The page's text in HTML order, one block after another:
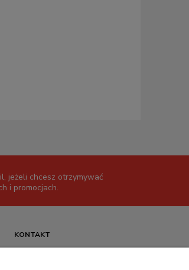
jeżeli chcesz otrzymywać
i promocjach.
KONTAKT